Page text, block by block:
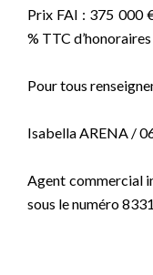
Prix FAI : 375 000
% TTC
Pour tous
Isabella ARENA /
Agent commercial
sous le numéro